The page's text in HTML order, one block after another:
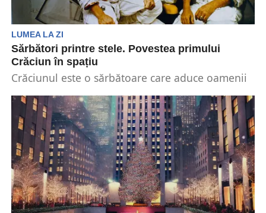
LUMEA LA ZI
Sărbători printre stele. Povestea primului
Crăciun în spațiu
Crăciunul este o sărbătoare care aduce oamenii
dincolo...